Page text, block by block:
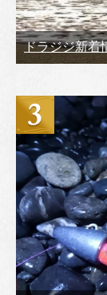
ドラジジ新着